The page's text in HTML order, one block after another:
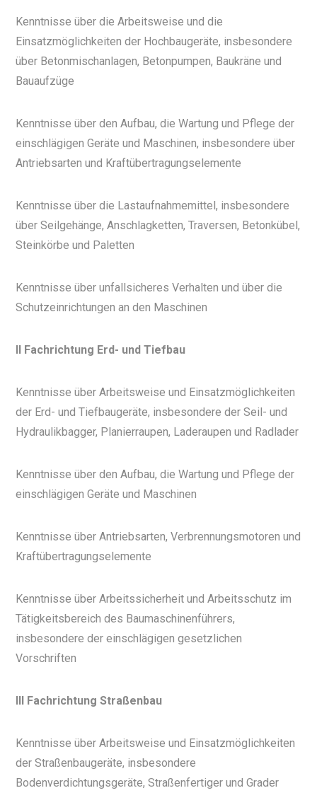
Kenntnisse über die Arbeitsweise und die
Einsatzmöglichkeiten der Hochbaugeräte, insbesondere
über Betonmischanlagen, Betonpumpen, Baukräne und
Bauaufzüge
Kenntnisse über den Aufbau, die Wartung und Pflege der
einschlägigen Geräte und Maschinen, insbesondere über
Antriebsarten und Kraftübertragungselemente
Kenntnisse über die Lastaufnahmemittel, insbesondere
über Seilgehänge, Anschlagketten, Traversen, Betonkübel,
Steinkörbe und Paletten
Kenntnisse über unfallsicheres Verhalten und über die
Schutzeinrichtungen an den Maschinen
II Fachrichtung Erd- und Tiefbau
Kenntnisse über Arbeitsweise und Einsatzmöglichkeiten
der Erd- und Tiefbaugeräte, insbesondere der Seil- und
Hydraulikbagger, Planierraupen, Laderaupen und Radlader
Kenntnisse über den Aufbau, die Wartung und Pflege der
einschlägigen Geräte und Maschinen
Kenntnisse über Antriebsarten, Verbrennungsmotoren und
Kraftübertragungselemente
Kenntnisse über Arbeitssicherheit und Arbeitsschutz im
Tätigkeitsbereich des Baumaschinenführers,
insbesondere der einschlägigen gesetzlichen
Vorschriften
III Fachrichtung Straßenbau
Kenntnisse über Arbeitsweise und Einsatzmöglichkeiten
der Straßenbaugeräte, insbesondere
Bodenverdichtungsgeräte, Straßenfertiger und Grader